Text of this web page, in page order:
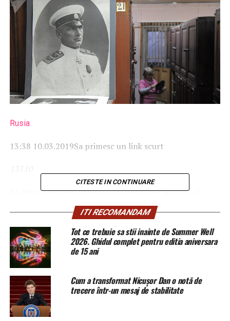
Rusia
13:38 10.03.2019Sa primesc un link scurt
La Paris a decedat nepotul amiralului rus Kolchak, în
vârsta de 85 de ani.
BUCUREȘTI, 10 mart – Sputnik
. Aleksander
Rostislavovici Kolchak, nepotul amiralului Aleksandr
Kolchak, a plecat din viață la vârsta de 85 de ani.
Anunțul a fost făcut pe
Uniunii urmașilor unităților ruse din Gallipoli. Nepotul
amiralului rus a decedat la Paris, în dimineața de 9
martie, după o boală îndelungată.
CITESTE IN CONTINUARE
ITI RECOMANDAM
Tot ce trebuie sa stii inainte de Summer Well
2026. Ghidul complet pentru editia aniversara
de 15 ani
Cum a transformat Nicușor Dan o notă de
trecere într-un mesaj de stabilitate